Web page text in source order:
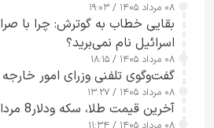
۰۸ مرداد ۱۴۰۵ / ۱۹:۰۳
بقایی خطاب به گوترش: چرا با
اسرائیل نام نمی‌برید؟
۰۸ مرداد ۱۴۰۵ / ۱۸:۱۵
گفت‌وگوی تلفنی وزرای امور
۰۸ مرداد ۱۴۰۵ / ۱۳:۲۷
آخرین قیمت طلا، سکه ودلار8 مرداد1405